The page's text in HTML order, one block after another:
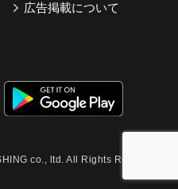
広告掲載について
co., ltd. All Rights Reserved.